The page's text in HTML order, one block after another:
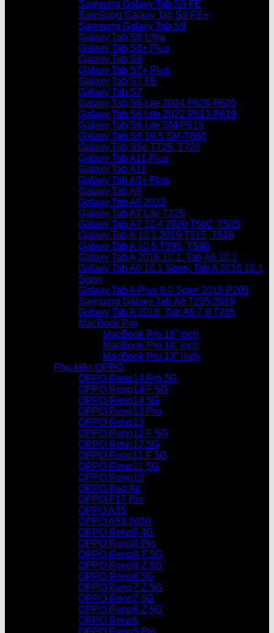
Samsung Galaxy Tab S9 FE
SamSung Galaxy Tab S9 FE+
Samsung Galaxy Tab S9
Galaxy Tab S8 Ultra
Galaxy Tab S8+ Plus
Galaxy Tab S8
Galaxy Tab S7+ Plus
Galaxy Tab S7 FE
Galaxy Tab S7
Galaxy Tab S6 Lite 2024 P620 P625
Galaxy Tab S6 Lite 2022 P613 P619
Galaxy Tab S6 Lite SM-P615
Galaxy Tab S6 10.5 SM-T860
Galaxy Tab S5e T725, T720
Galaxy Tab A11 Plus
Galaxy Tab A11
Galaxy Tab A9+ Plus
Galaxy Tab A9
Galaxy Tab A8 2022
Galaxy Tab A7 Lite T225
Galaxy Tab A7 10.4 2020 T500, T505
Galaxy Tab A 10.1 2019 T515, T510
Galaxy Tab A 10.5 T595, T590
Galaxy Tab A 2016 10.1, Tab A6 10.1
Galaxy Tab A6 10.1 Spen, Tab A 2016 10.1
Spen
Galaxy Tab A Plus 8.0 Spen 2019 P205
Samsung Galaxy Tab A8 T295 2019
Galaxy Tab A 2016, Tab A6 7.0 T285
MacBook Pro
MacBook Pro 16” inch
MacBook Pro 14” inch
MacBook Pro 13″ inch
Phụ kiện OPPO
OPPO Reno14 Pro 5G
OPPO Reno14 F 5G
OPPO Reno14 5G
OPPO Reno13 Pro
OPPO Reno13
OPPO Reno12 F 5G
OPPO Reno12 5G
OPPO Reno11 F 5G
OPPO Reno11 5G
OPPO Reno10
OPPO Pad Air
OPPO F17 Pro
OPPO A55
OPPO A53 2020
OPPO Reno8 4G
OPPO Reno8 Pro
OPPO Reno8 T 5G
OPPO Reno8 Z 5G
OPPO Reno8 5G
OPPO Reno7 Z 5G
OPPO Reno7 5G
OPPO Reno6 Z 5G
OPPO Reno6